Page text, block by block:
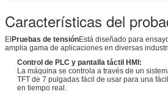
Características del
ElPruebas de tensiónEstá diseñado para
amplia gama de aplicaciones en diversas
Control de PLC y pantalla táctil HMI:
La máquina se controla a través de un
TFT de 7 pulgadas fácil de usar para una
en tiempo real.